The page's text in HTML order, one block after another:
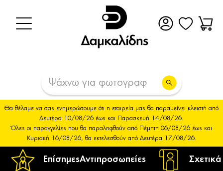
ΕπίσημεςΑντιπροσωπείες
Θα θέλαμε να σας ενημερώσουμε ότι η εταιρεία μας θα παραμείνει κλειστή από
Δευτέρα 10/08/26 έως και Παρασκευή 14/08/26.
Όλες οι παραγγελίες που θα παραληφθούν από Πέμπτη 06/08/26 έως και
Κυριακή 16/08/26, θα εκτελεσθούν από Δευτέρα 17/08/26.